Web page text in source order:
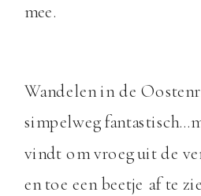
mee.
Wandelen in de
simpelweg
vindt om vroeg uit de
en toe een beetje af te